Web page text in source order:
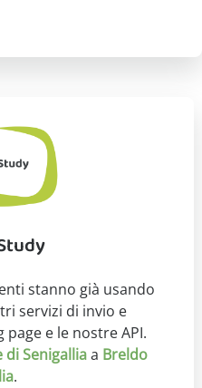
stanno già usando
servizi di invio e
page e le nostre API.
di Senigalliaa Breldo
.